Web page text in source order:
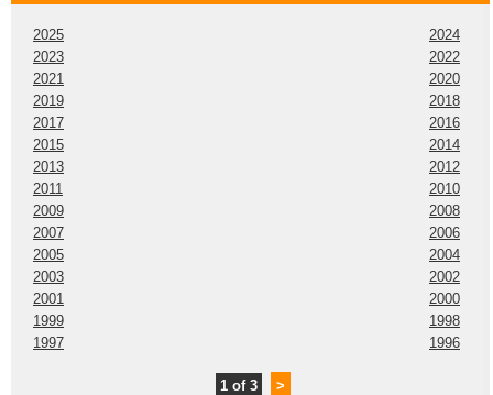
2025
2024
2023
2022
2021
2020
2019
2018
2017
2016
2015
2014
2013
2012
2011
2010
2009
2008
2007
2006
2005
2004
2003
2002
2001
2000
1999
1998
1997
1996
1 of 3 >